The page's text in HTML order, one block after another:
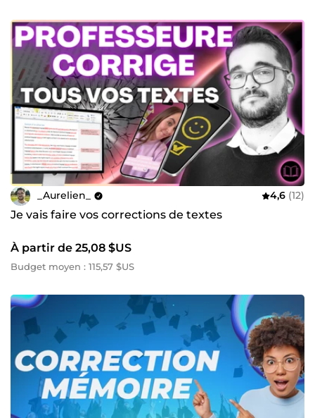
_Aurelien_ 4,6 (12)
Je vais faire vos corrections de textes
À partir de 25,08 $US
Budget moyen : 115,57 $US